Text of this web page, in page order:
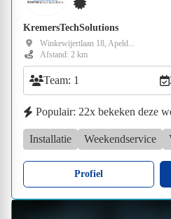
KremersTechSolutions
Winkewijertlaan 18, Apeld...
Afstand: 2 km
Team: 1
Populair: 22x bekeken deze
Installatie Weekendservice
Profiel